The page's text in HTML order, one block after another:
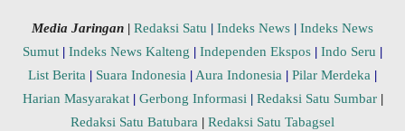
Media Jaringan | Redaksi Satu | Indeks News | Indeks News
Sumut | Indeks News Kalteng | Independen Ekspos | Indo Seru |
List Berita | Suara Indonesia | Aura Indonesia | Pilar Merdeka |
Harian Masyarakat | Gerbong Informasi | Redaksi Satu Sumbar |
Redaksi Satu Batubara | Redaksi Satu Tabagsel